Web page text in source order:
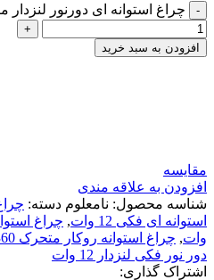
چراغ استوانه ای دورنور لنزدار متحرک 12
افزودن به سبد خرید
مقایسه
افزودن به علاقه مندی
شناسه محصول: نامعلوم دسته:
استوانه ای فکی 12 وات
,
وات, چراغ استوانه روکار متحرک 360 درجه 12 وات
دور نور فکی لنزدار 12 وات
اشتراک گذاری: